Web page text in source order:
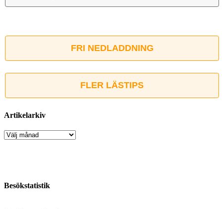
FRI NEDLADDNING
FLER LÄSTIPS
Artikelarkiv
Artikelarkiv
Besökstatistik